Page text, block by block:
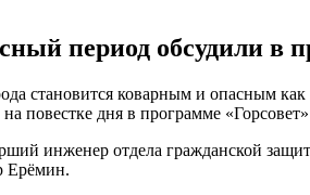
период обсудили
становится коварным и опасным
повестке дня в программе
инженер отдела гражданской
Ерёмин.